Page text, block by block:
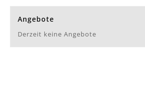
Angebote
Derzeit keine Angebote